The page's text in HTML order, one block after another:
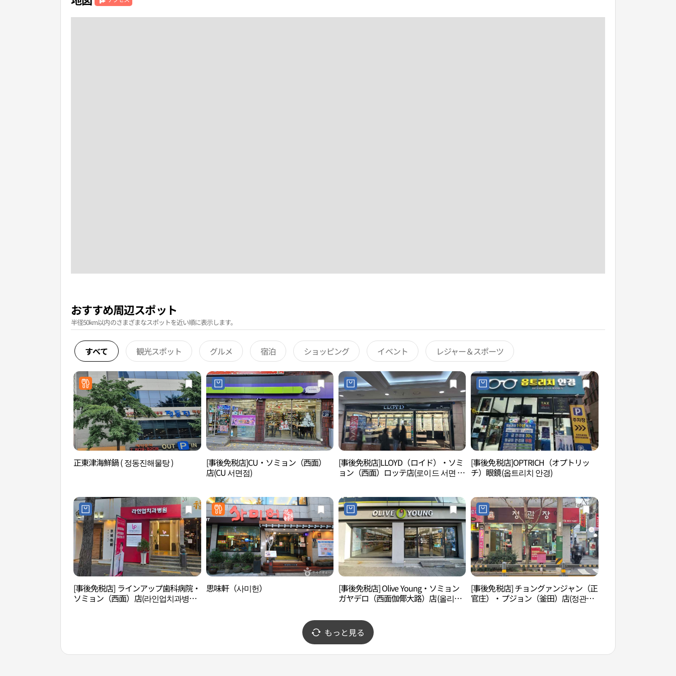
おすすめ周辺スポット
半径50km以内のさまざまなスポットを近い順に表示します。
すべて 観光スポット グルメ 宿泊 ショッピング イベント レジャー＆スポーツ
正東津海鮮鍋 ( 정동진해물탕 )
[事後免税店]CU・ソミョン（西面）
店(CU 서면점)
[事後免税店]LLOYD（ロイド）・ソミ
ョン（西面）ロッテ店(로이드 서면 롯
[事後免税店]OPTRICH（オプトリッ
チ）眼鏡(옵트리치 안경)
[事後免税店] ラインアップ歯科病院・
ソミョン（西面）店(라인업치과병원
思味軒（사미헌）
[事後免税店] Olive Young・ソミョン
ガヤデロ（西面伽倻大路）店(올리브
[事後免税店] チョングァンジャン（正
官庄）・プジョン（釜田）店(정관장
もっと見る